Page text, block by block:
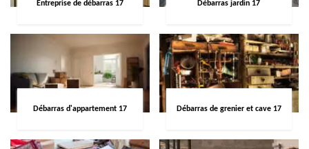
Entreprise de débarras 17 Débarras jardin 17
Débarras d'appartement 17 Débarras de grenier et cave 17